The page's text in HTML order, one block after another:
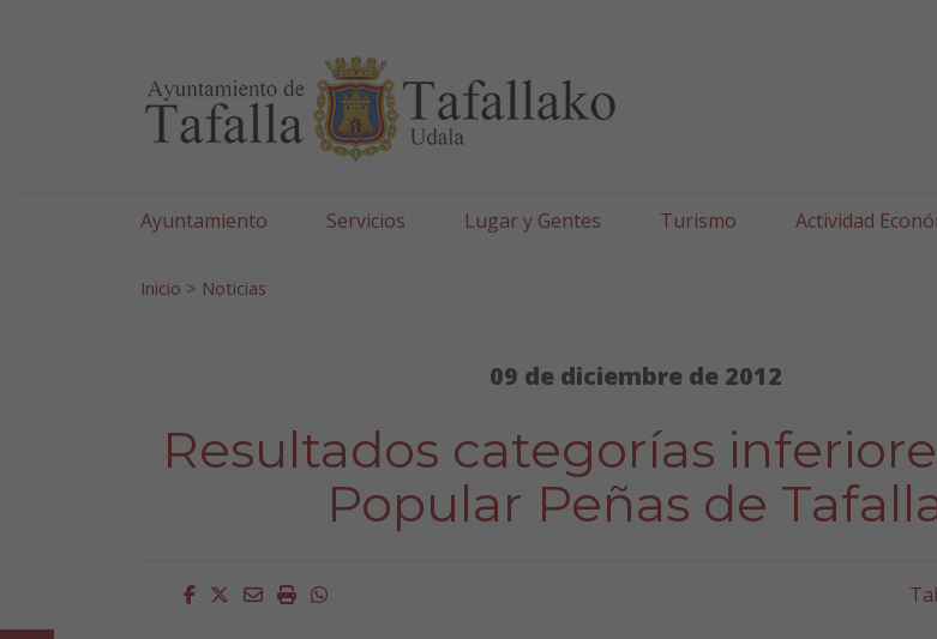
Ayuntamiento Servicios Lugar y Gentes Turismo Actividad
Inicio > Noticias
09 de diciembre de 2012
Resultados categorías
Popular Peñas de
Facebook
Twitter
EmailImprimirWhatsapp